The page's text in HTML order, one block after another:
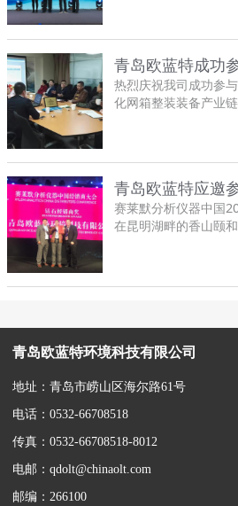
热烈庆祝我司成功参
化网箱整装装备产业
为国内首次建立深远
赛莱默分析仪器中国
在昆明湖畔的香山颐
青岛欧蓝特环境科技有限公司
地址：青岛市崂山区海尔路61号
电话：0532-66708518
传真：0532-66708518-8012
电邮：qdolt@chinaolt.com
邮编：266100